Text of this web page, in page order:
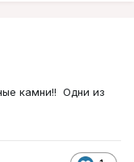
камни!! Одни из